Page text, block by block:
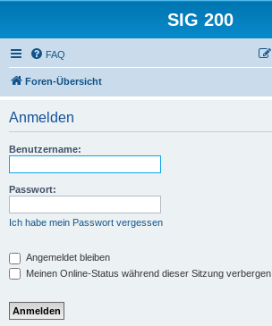
SIG 200
FAQ
Foren-Übersicht
Anmelden
Benutzername:
Passwort:
Ich habe mein Passwort vergessen
Angemeldet bleiben
Meinen Online-Status während dieser Sitzung verbergen